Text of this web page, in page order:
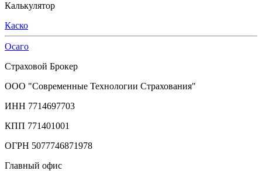
Калькулятор
Каско
Осаго
Страховой Брокер
ООО "Современные Технологии Страхования"
ИНН 7714697703
КПП 771401001
ОГРН 5077746871978
Главный офис